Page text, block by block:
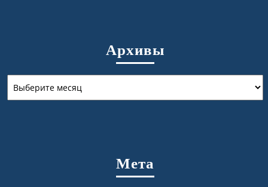
Архивы
Мета